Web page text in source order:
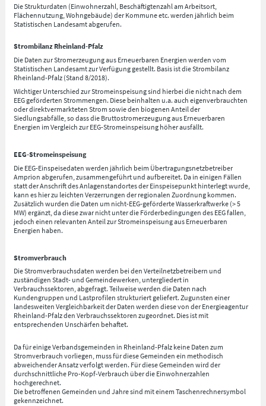
Die Strukturdaten (Einwohnerzahl, Beschäftigtenzahl am Arbeitsort,
Flächennutzung, Wohngebäude) der Kommune etc. werden jährlich beim
Statistischen Landesamt abgerufen.
Strombilanz Rheinland-Pfalz
Die Daten zur Stromerzeugung aus Erneuerbaren Energien werden vom
Statistischen Landesamt zur Verfügung gestellt. Basis ist die Strombilanz
Rheinland-Pfalz (Stand 8/2018).
Wichtiger Unterschied zur Stromeinspeisung sind hierbei die nicht nach dem
EEG geförderten Strommengen. Diese beinhalten u.a. auch eigenverbrauchten
oder direktvermarkteten Strom sowie den biogenen Anteil der
Siedlungsabfälle, so dass die Bruttostromerzeugung aus Erneuerbaren
Energien im Vergleich zur EEG-Stromeinspeisung höher ausfällt.
EEG-Stromeinspeisung
Die EEG-Einspeisedaten werden jährlich beim Übertragungsnetzbetreiber
Amprion abgerufen, zusammengeführt und aufbereitet. Da in einigen Fällen
statt der Anschrift des Anlagenstandortes der Einspeisepunkt hinterlegt wurde,
kann es hier zu leichten Verzerrungen der regionalen Zuordnung kommen.
Zusätzlich wurden die Daten um nicht-EEG-geförderte Wasserkraftwerke (> 5
MW) ergänzt, da diese zwar nicht unter die Förderbedingungen des EEG fallen,
jedoch einen relevanten Anteil zur Stromeinspeisung aus Erneuerbaren
Energien haben.
Stromverbrauch
Die Stromverbrauchsdaten werden bei den Verteilnetzbetreibern und
zuständigen Stadt- und Gemeindewerken, untergliedert in
Verbrauchssektoren, abgefragt. Teilweise werden die Daten nach
Kundengruppen und Lastprofilen strukturiert geliefert. Zugunsten einer
landesweiten Vergleichbarkeit der Daten werden diese von der Energieagentur
Rheinland-Pfalz den Verbrauchssektoren zugeordnet. Dies ist mit
entsprechenden Unschärfen behaftet.
Da für einige Verbandsgemeinden in Rheinland-Pfalz keine Daten zum
Stromverbrauch vorliegen, muss für diese Gemeinden ein methodisch
abweichender Ansatz verfolgt werden. Für diese Gemeinden wird der
durchschnittliche Pro-Kopf-Verbrauch über die Einwohnerzahlen
hochgerechnet.
Die betroffenen Gemeinden und Jahre sind mit einem Taschenrechnersymbol
gekennzeichnet.